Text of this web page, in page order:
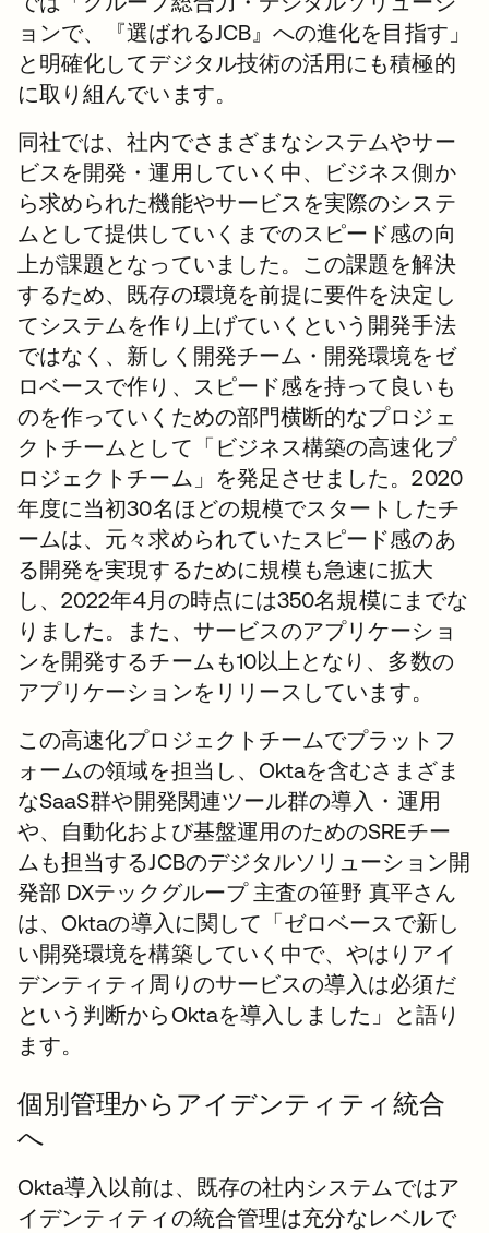
ョンで、『選ばれるJCB』への進化を目指す」
と明確化してデジタル技術の活用にも積極的
に取り組んでいます。
同社では、社内でさまざまなシステムやサー
ビスを開発・運用していく中、ビジネス側か
ら求められた機能やサービスを実際のシステ
ムとして提供していくまでのスピード感の向
上が課題となっていました。この課題を解決
するため、既存の環境を前提に要件を決定し
てシステムを作り上げていくという開発手法
ではなく、新しく開発チーム・開発環境をゼ
ロベースで作り、スピード感を持って良いも
のを作っていくための部門横断的なプロジェ
クトチームとして「ビジネス構築の高速化プ
ロジェクトチーム」を発足させました。2020
年度に当初30名ほどの規模でスタートしたチ
ームは、元々求められていたスピード感のあ
る開発を実現するために規模も急速に拡大
し、2022年4月の時点には350名規模にまでな
りました。また、サービスのアプリケーショ
ンを開発するチームも10以上となり、多数の
アプリケーションをリリースしています。
この高速化プロジェクトチームでプラットフ
ォームの領域を担当し、Oktaを含むさまざま
なSaaS群や開発関連ツール群の導入・運用
や、自動化および基盤運用のためのSREチー
ムも担当するJCBのデジタルソリューション開
発部 DXテックグループ 主査の笹野 真平さん
は、Oktaの導入に関して「ゼロベースで新し
い開発環境を構築していく中で、やはりアイ
デンティティ周りのサービスの導入は必須だ
という判断からOktaを導入しました」と語り
ます。
個別管理からアイデンティティ統合
へ
Okta導入以前は、既存の社内システムではア
イデンティティの統合管理は充分なレベルで